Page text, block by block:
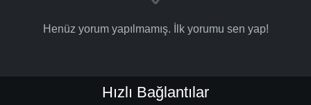
Henüz yorum yapılmamış. İlk yorumu sen yap!
Hızlı Bağlantılar